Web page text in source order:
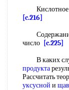
Кислотное
[c.216]
число [c.225]
В каких
продукта
Рассчитать
уксусной и